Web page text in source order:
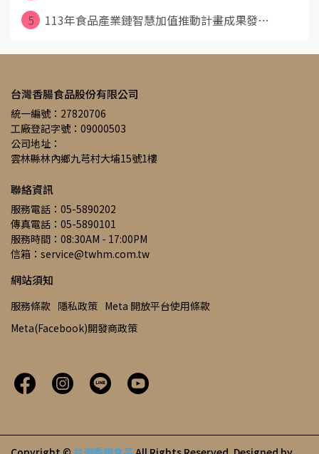
5
113年食品產業鏈智慧加值推動計畫成果發⋯
台灣香腸食品股份有限公司
統一編號：27820706
工廠登記字號：09000503
公司地址：
雲林縣林內鄉九芎村大埔15號1樓
聯絡資訊
服務電話：05-5890202
傳真電話：05-5890101
服務時間：08:30AM - 17:00PM
信箱：service@twhm.com.tw
網站須知
服務條款 隱私政策 Meta 開放平台使用條款
Meta(Facebook)開發商政策